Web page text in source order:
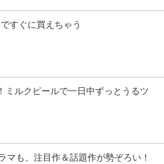
すぐに買えちゃう
ミルクピールで一日中ずっとうるツ
マも、注目作＆話題作が勢ぞろい！